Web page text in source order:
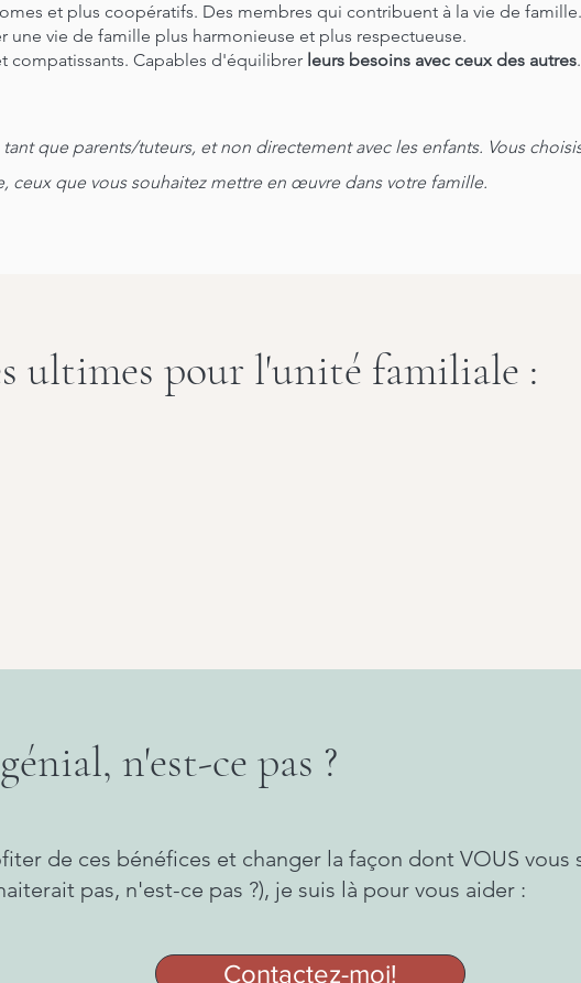
et plus coopératifs. Des membres qui contribuent à la vie de famille.
une vie de famille plus harmonieuse et plus respectueuse.
compatissants. Capables d'équilibrer leurs besoins avec ceux des autres.
tant que parents/tuteurs, et non directement avec les enfants. Vous
ceux que vous souhaitez mettre en œuvre dans votre famille.
ultimes pour l'unité familiale :
n'est-ce pas ?
de ces bénéfices et changer la façon dont VOUS vous
pas, n'est-ce pas ?), je suis là pour vous aider :
Contactez-moi!